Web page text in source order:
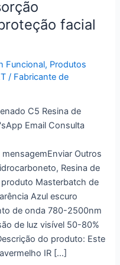
facial
Funcional, Produtos
/ Fabricante de
C5 Resina de
Email Consulta
Outros
Resina de
Masterbatch de
Azul escuro
de onda 780-2500nm
de luz visível 50-80%
do produto: Este
IR […]